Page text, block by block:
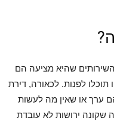
שהיא מציעה הם
תוכלו לפנות. לכאורה, דירת
ערך או שאין מה לעשות
ירושות לא עובדת